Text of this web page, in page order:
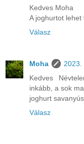
Kedves Moha
A joghurtot
Válasz
Moha
2023.
Kedves
inkább, a sok
joghurt
Válasz